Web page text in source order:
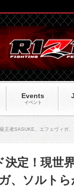
Events
イベント
王者SASUKE、エフェヴィガ
決定！現世
、ソルトら